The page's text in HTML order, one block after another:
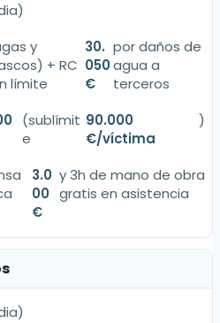
y
+ RC
límite
30.
050
€
por daños de
agua a
terceros
(sublímit
e
90.000
€/víctima
)
3.0
00
€
y 3h de mano de obra
gratis en asistencia